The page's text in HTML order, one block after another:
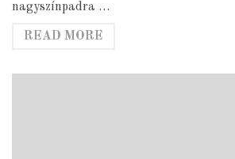
nagyszínpadra …
READ MORE